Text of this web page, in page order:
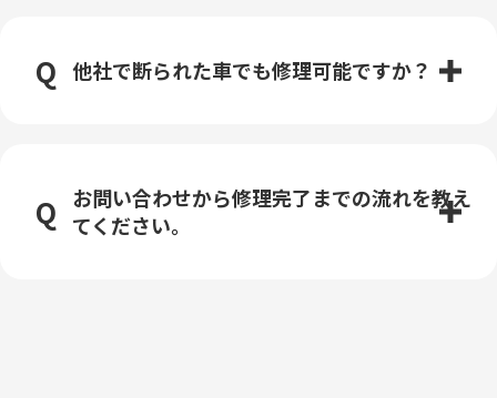
他社で断られた車でも修理可能ですか？
お問い合わせから修理完了までの流れを教え
てください。